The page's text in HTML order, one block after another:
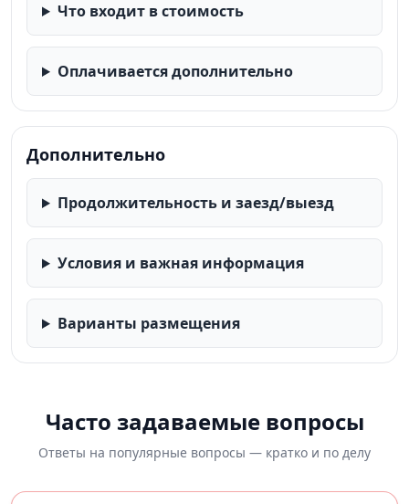
Что входит в стоимость
Оплачивается дополнительно
Дополнительно
Продолжительность и заезд/выезд
Условия и важная информация
Варианты размещения
Часто задаваемые вопросы
Ответы на популярные вопросы — кратко и по делу